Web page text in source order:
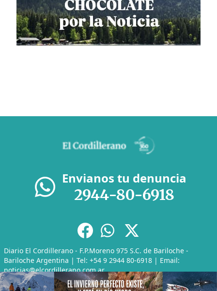
Envianos tu denuncia
2944-80-6918
Diario El Cordillerano - F.P.Moreno 975 S.C. de Bariloche -
Bariloche Argentina | Tel: +54 9 2944 80-6918 | Email:
noticias@elcordillerano.com.ar
RSS|Media Kit|Políticas de Privacidad|Archivo